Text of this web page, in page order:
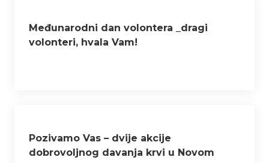
Međunarodni dan volontera _dragi
volonteri, hvala Vam!
Pozivamo Vas – dvije akcije
dobrovoljnog davanja krvi u Novom